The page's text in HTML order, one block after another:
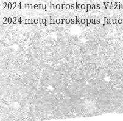
2024 metų horoskopas
2024 metų horoskopas